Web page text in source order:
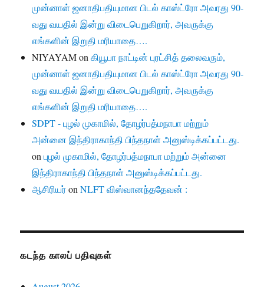
முன்னாள் ஜனாதிபதியுமான பிடல் காஸ்ட்ரோ அவரது 90-
வது வயதில் இன்று விடைபெறுகிறார், அவருக்கு
எங்களின் இறுதி மரியாதை….
NIYAYAMonகியூபா நாட்டின் புரட்சித் தலைவரும்,
முன்னாள் ஜனாதிபதியுமான பிடல் காஸ்ட்ரோ அவரது 90-
வது வயதில் இன்று விடைபெறுகிறார், அவருக்கு
எங்களின் இறுதி மரியாதை….
SDPT - புழல் முகாமில், தோழர்பத்மநாபா மற்றும்
அன்னை இந்திராகாந்தி பிந்தநாள் அனுஸ்டிக்கப்பட்டது.
onபுழல் முகாமில், தோழர்பத்மநாபா மற்றும் அன்னை
இந்திராகாந்தி பிந்தநாள் அனுஸ்டிக்கப்பட்டது.
ஆசிரியர்onNLFT விஸ்வானந்ததேவன் :
கடந்த காலப் பதிவுகள்